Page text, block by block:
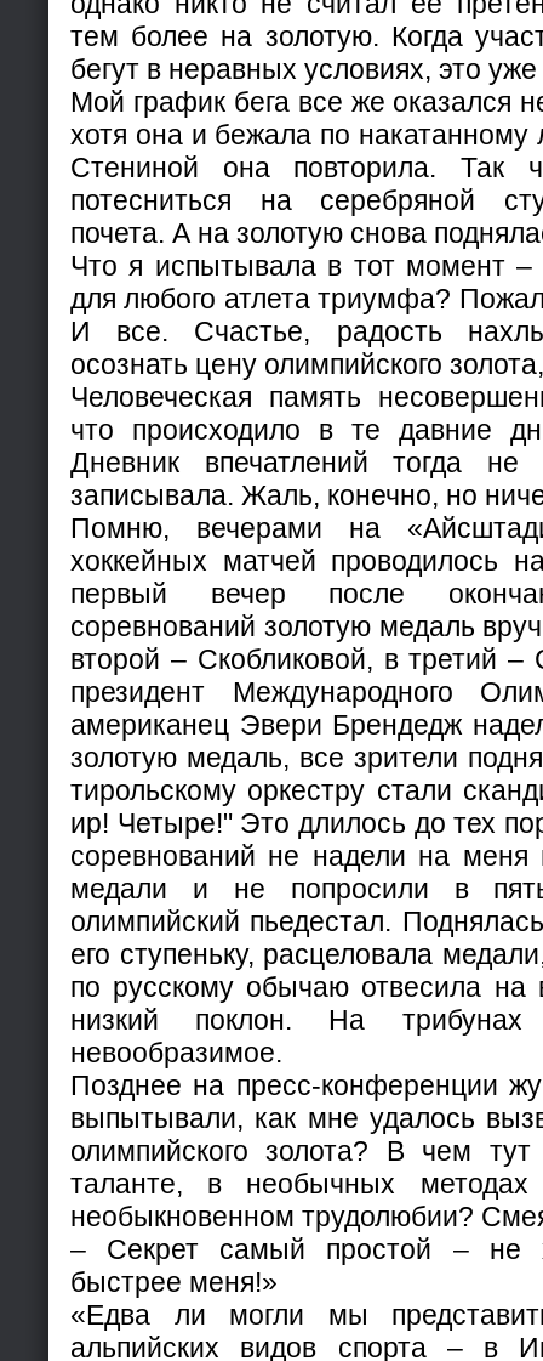
тем более на золотую. Когда
бегут в неравных условиях, это
Мой график бега все же оказался
хотя она и бежала по накатанному
Стениной она повторила. Так
потесниться на серебряной
почета. А на золотую снова
Что я испытывала в тот момент
для любого атлета триумфа?
И все. Счастье, радость
осознать цену олимпийского
Человеческая память
что происходило в те давние
Дневник впечатлений тогда
записывала. Жаль, конечно, но
Помню, вечерами на
хоккейных матчей проводилось
первый вечер после
соревнований золотую медаль
второй – Скобликовой, в третий –
президент Международного
американец Эвери Брендедж
золотую медаль, все зрители
тирольскому оркестру стали
ир! Четыре!" Это длилось до тех
соревнований не надели на меня
медали и не попросили в
олимпийский пьедестал.
его ступеньку, расцеловала
по русскому обычаю отвесила на
низкий поклон. На трибунах
невообразимое.
Позднее на пресс-конференции
выпытывали, как мне удалось
олимпийского золота? В чем
таланте, в необычных
необыкновенном трудолюбии?
– Секрет самый простой – не
быстрее меня!»
«Едва ли могли мы
альпийских видов спорта – в